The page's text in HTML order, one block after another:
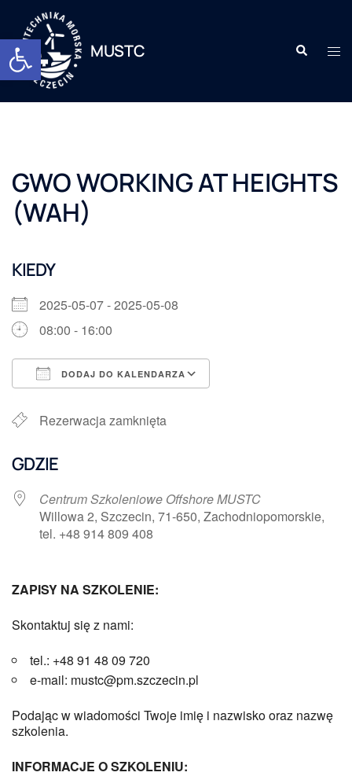
Otwórz pasek narzędzi
MUSTC
GWO WORKING AT HEIGHTS
(WAH)
KIEDY
2025-05-07 - 2025-05-08
08:00 - 16:00
DODAJ DO KALENDARZA
Rezerwacja zamknięta
GDZIE
Centrum Szkoleniowe Offshore MUSTC
Willowa 2, Szczecin, 71-650, Zachodniopomorskie,
tel. +48 914 809 408
ZAPISY NA SZKOLENIE:
Skontaktuj się z nami:
tel.: +48 91 48 09 720
e-mail: mustc@pm.szczecin.pl
Podając w wiadomości Twoje imię i nazwisko oraz nazwę
szkolenia.
INFORMACJE O SZKOLENIU: